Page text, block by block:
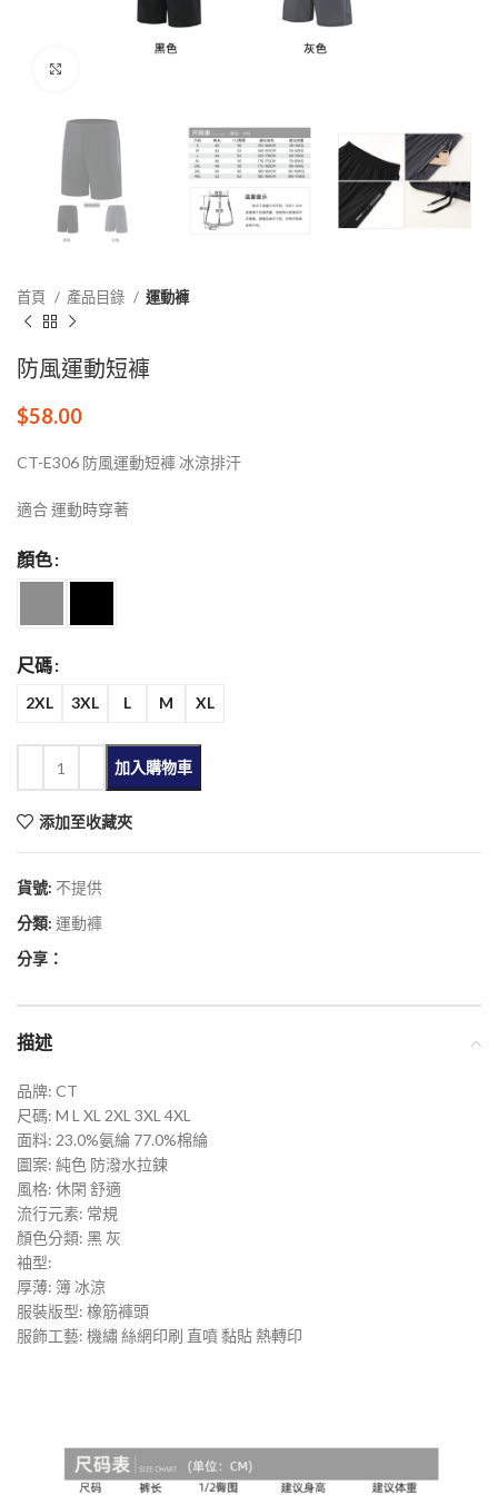
首頁 產品目錄 運動褲
防風運動短褲
$58.00
CT-E306 防風運動短褲 冰涼排汗
適合 運動時穿著
顏色
尺碼
2XL 3XL L M XL
加入購物車
添加至收藏夾
貨號: 不提供
分類: 運動褲
分享：
描述
品牌: CT
尺碼: M L XL 2XL 3XL 4XL
面料: 23.0%氨綸 77.0%棉綸
圖案: 純色 防潑水拉鍊
風格: 休閑 舒適
流行元素: 常規
顏色分類: 黑 灰
袖型:
厚薄: 簿 冰涼
服裝版型: 橡筋褲頭
服飾工藝: 機繡 絲網印刷 直噴 黏貼 熱轉印